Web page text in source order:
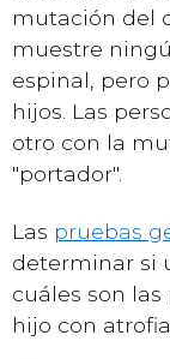
mutación del
muestre
espinal, pero
hijos. Las
otro con la
"portador".
Las pruebas
determinar si
cuáles son
hijo con